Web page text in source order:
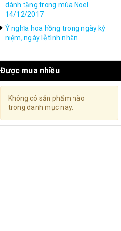
dành tặng trong mùa Noel
14/12/2017
Ý nghĩa hoa hồng trong ngày kỷ
niệm, ngày lễ tình nhân
Được mua nhiều
Không có sản phẩm nào
trong danh mục này.